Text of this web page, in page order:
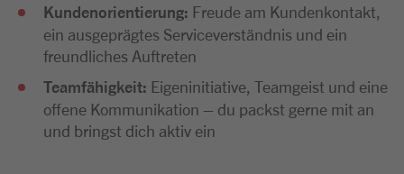
Kundenorientierung: Freude am Kundenkontakt,
ein ausgeprägtes Serviceverständnis und ein
freundliches Auftreten
Teamfähigkeit: Eigeninitiative, Teamgeist und eine
offene Kommunikation – du packst gerne mit an
und bringst dich aktiv ein